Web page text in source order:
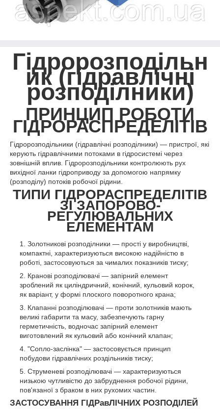
Гідророзподільн
ик (гідравлічні
розподілники)
ПРИНЦИП РОБОТИ
ГІДРОРАСПРЕДЕЛІТІВ
Гідророзподільники (гідравлічні розподілники) — пристрої, які
керують гідравлічними потоками в гідросистемі через
зовнішній вплив. Гідророзподільники контролюють рух
вихідної ланки гідроприводу за допомогою напрямку
(розподілу) потоків робочої рідини.
ТИПИ ГІДРОРАСПРЕДЕЛІТІВ
ЗІ ЗАПОРОВО-
РЕГУЛЮВАЛЬНИХ
ЕЛЕМЕНТАМ
Золотникові розподілники — прості у виробництві,
компактні, характеризуються високою надійністю в
роботі, застосовуються за чималих показників тиску;
Кранові розподілювачі — запірний елемент
зроблений як циліндричний, конічний, кульовий корок,
як варіант, у формі плоского поворотного крана;
Клапанні розподілювачі — проти золотників мають
великі габарити та масу, забезпечують гарну
герметичність, водночас запірний елемент
виготовлений як кульовий або конічний клапан;
"Сопло-заслінка" — застосовується принцип
побудови гідравлічних роздільників тиску;
Струменеві розподілювачі — характеризуються
низькою чутливістю до забруднення робочої рідини,
пов'язаної з браком в них рухомих частин.
ЗАСТОСУВАННЯ ГІДРавЛІЧНИХ РОЗПОДІЛЕЙ